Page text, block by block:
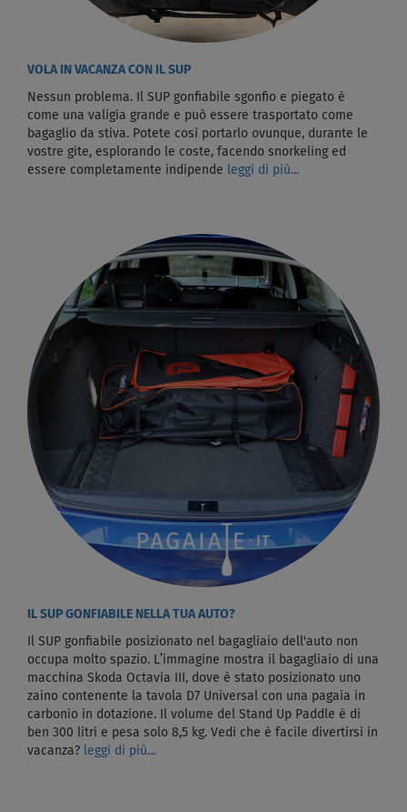
VOLA IN VACANZA CON IL SUP
Nessun problema. Il SUP gonfiabile sgonfio e piegato è
come una valigia grande e può essere trasportato come
bagaglio da stiva. Potete così portarlo ovunque, durante le
vostre gite, esplorando le coste, facendo snorkeling ed
essere completamente indipende leggi di più...
IL SUP GONFIABILE NELLA TUA AUTO?
Il SUP gonfiabile posizionato nel bagagliaio dell'auto non
occupa molto spazio. L’immagine mostra il bagagliaio di una
macchina Skoda Octavia III, dove è stato posizionato uno
zaino contenente la tavola D7 Universal con una pagaia in
carbonio in dotazione. Il volume del Stand Up Paddle è di
ben 300 litri e pesa solo 8,5 kg. Vedi che è facile divertirsi in
vacanza? leggi di più...